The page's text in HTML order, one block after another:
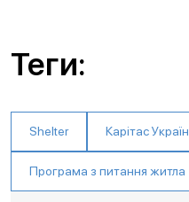
Теги:
Shelter Карітас
Програма з питання житла